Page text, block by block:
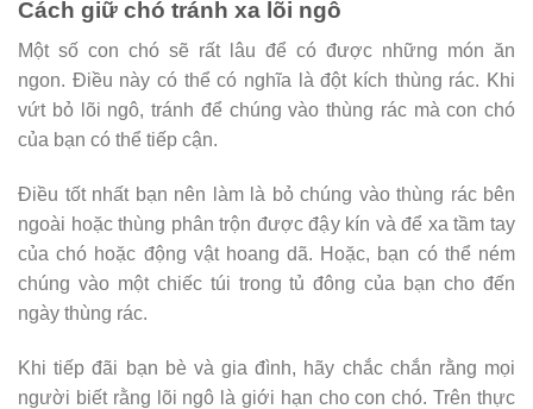
Cách giữ chó tránh xa lõi ngô
Một số con chó sẽ rất lâu để có được những món ăn
ngon. Điều này có thể có nghĩa là đột kích thùng rác. Khi
vứt bỏ lõi ngô, tránh để chúng vào thùng rác mà con chó
của bạn có thể tiếp cận.
Điều tốt nhất bạn nên làm là bỏ chúng vào thùng rác bên
ngoài hoặc thùng phân trộn được đậy kín và để xa tầm tay
của chó hoặc động vật hoang dã. Hoặc, bạn có thể ném
chúng vào một chiếc túi trong tủ đông của bạn cho đến
ngày thùng rác.
Khi tiếp đãi bạn bè và gia đình, hãy chắc chắn rằng mọi
người biết rằng lõi ngô là giới hạn cho con chó. Trên thực